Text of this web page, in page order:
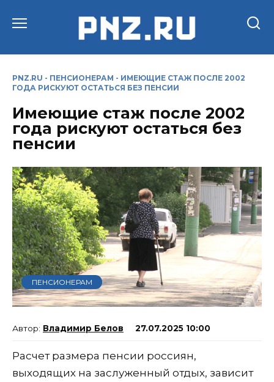
PNZ.RU - ПЕНСИОНЕРАМ - ИМЕЮЩИЕ СТАЖ ПОСЛЕ 2002
ГОДА РИСКУЮТ ОСТАТЬСЯ БЕЗ ПЕНСИИ
Имеющие стаж после 2002
года рискуют остаться без
пенсии
ПЕНСИОНЕРАМ
Владимир Белов 27.07.2025 10:00
Расчет размера пенсии россиян,
выходящих на заслуженный отдых, зависит